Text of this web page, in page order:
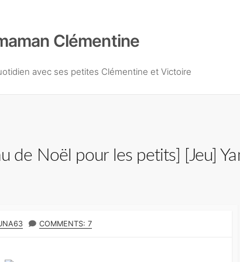
Clémentine
avec ses petites Clémentine et Victoire
de Noël pour les petits] [Jeu]
COMMENTS: 7